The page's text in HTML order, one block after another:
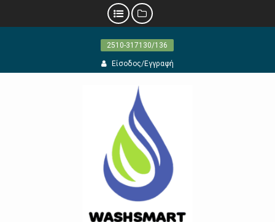
2510-317130/136
Είσοδος/Εγγραφή